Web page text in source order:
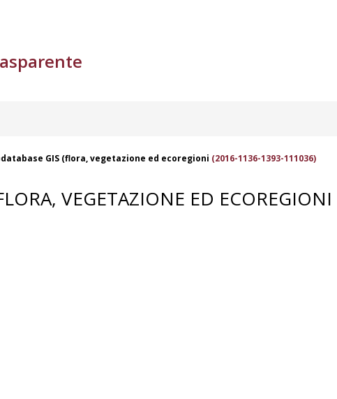
GIS (flora, vegetazione ed ecoregioni (2016-1136-1393-111036)
VEGETAZIONE ED ECOREGIONI